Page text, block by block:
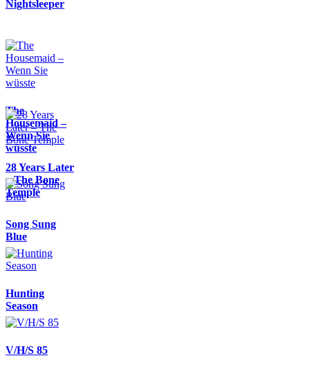
Nightsleeper
The
Housemaid –
Wenn Sie
wüsste
28 Years Later
– The Bone
Temple
Song Sung
Blue
Hunting
Season
V/H/S 85